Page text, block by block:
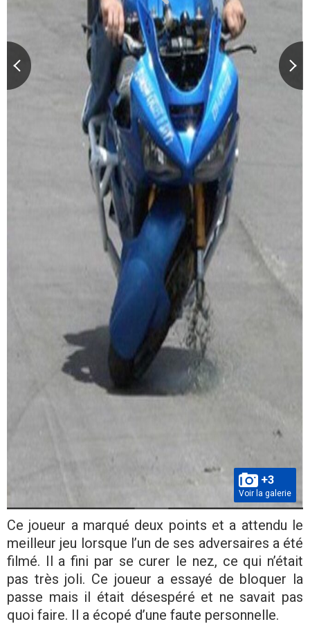
+3
Voir la galerie
Ce joueur a marqué deux points et a attendu le
meilleur jeu lorsque l’un de ses adversaires a été
filmé. Il a fini par se curer le nez, ce qui n’était
pas très joli. Ce joueur a essayé de bloquer la
passe mais il était désespéré et ne savait pas
quoi faire. Il a écopé d’une faute personnelle.